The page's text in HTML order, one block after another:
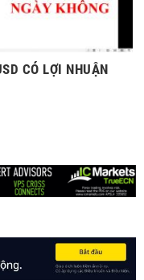
CÓ LỢI NHUẬN